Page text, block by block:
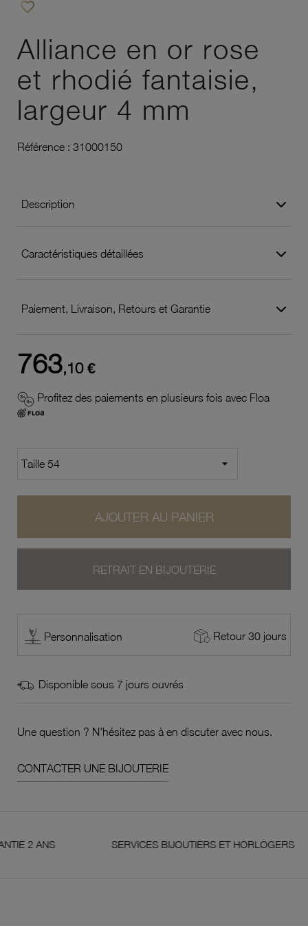
favorite_border
Alliance en or rose
et rhodié fantaisie,
largeur 4 mm
Référence : 31000150
Description
Caractéristiques détaillées
Paiement, Livraison, Retours et Garantie
763,10 €
Profitez des paiements en plusieurs fois avec Floa
AJOUTER AU PANIER
RETRAIT EN BIJOUTERIE
Personnalisation Retour 30 jours
Disponible sous 7 jours ouvrés
Une question ? N'hésitez pas à en discuter avec nous.
CONTACTER UNE BIJOUTERIE
SERVICES BIJOUTIERS ET HORLOGERS